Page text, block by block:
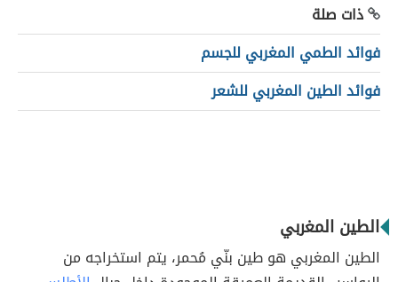
ذات صلة
فوائد الطمي المغربي للجسم
فوائد الطين المغربي للشعر
الطين المغربي
الطين المغربي هو طين بنّي مُحمر، يتم استخراجه من